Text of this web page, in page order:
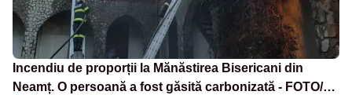
Incendiu de proporții la Mănăstirea Bisericani din
Neamț. O persoană a fost găsită carbonizată - FOTO/